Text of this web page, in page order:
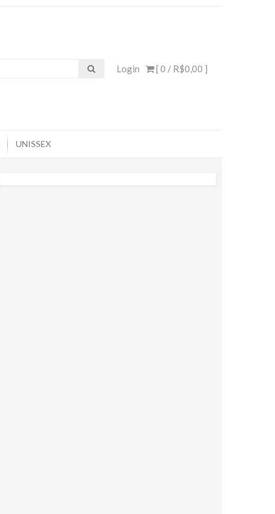
[ 0 / R$0,00 ]
Login
UNISSEX